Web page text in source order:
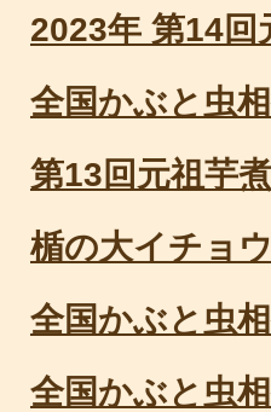
2023年 第14
全国かぶと虫
第13回元祖芋
楯の大イチョウ
全国かぶと虫
全国かぶと虫